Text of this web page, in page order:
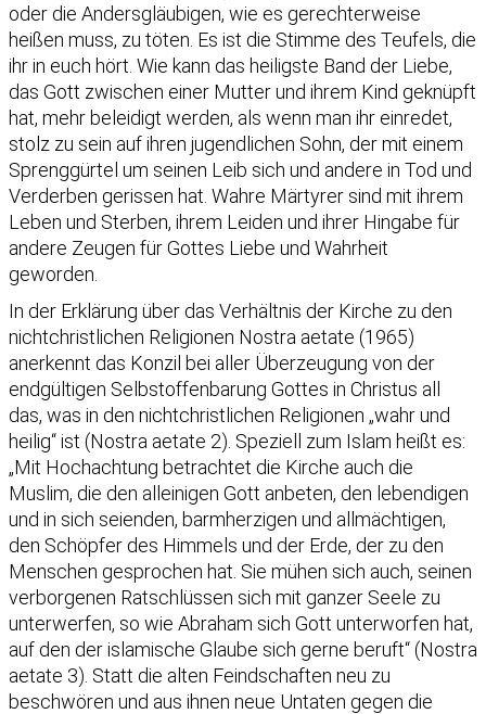
oder die Andersgläubigen, wie es gerechterweise
heißen muss, zu töten. Es ist die Stimme des Teufels, die
ihr in euch hört. Wie kann das heiligste Band der Liebe,
das Gott zwischen einer Mutter und ihrem Kind geknüpft
hat, mehr beleidigt werden, als wenn man ihr einredet,
stolz zu sein auf ihren jugendlichen Sohn, der mit einem
Sprenggürtel um seinen Leib sich und andere in Tod und
Verderben gerissen hat. Wahre Märtyrer sind mit ihrem
Leben und Sterben, ihrem Leiden und ihrer Hingabe für
andere Zeugen für Gottes Liebe und Wahrheit
geworden.
In der Erklärung über das Verhältnis der Kirche zu den
nichtchristlichen Religionen Nostra aetate (1965)
anerkennt das Konzil bei aller Überzeugung von der
endgültigen Selbstoffenbarung Gottes in Christus all
das, was in den nichtchristlichen Religionen „wahr und
heilig“ ist (Nostra aetate 2). Speziell zum Islam heißt es:
„Mit Hochachtung betrachtet die Kirche auch die
Muslim, die den alleinigen Gott anbeten, den lebendigen
und in sich seienden, barmherzigen und allmächtigen,
den Schöpfer des Himmels und der Erde, der zu den
Menschen gesprochen hat. Sie mühen sich auch, seinen
verborgenen Ratschlüssen sich mit ganzer Seele zu
unterwerfen, so wie Abraham sich Gott unterworfen hat,
auf den der islamische Glaube sich gerne beruft“ (Nostra
aetate 3). Statt die alten Feindschaften neu zu
beschwören und aus ihnen neue Untaten gegen die